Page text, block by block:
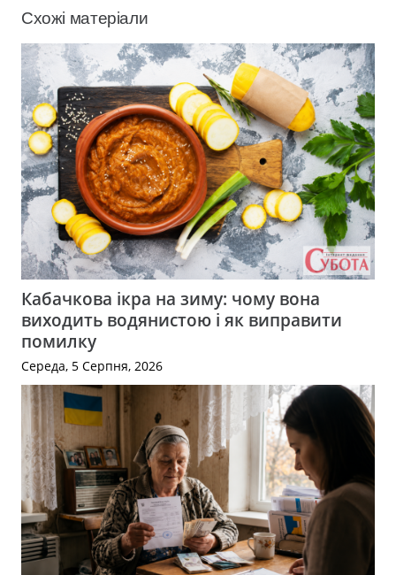
Схожі матеріали
Кабачкова ікра на зиму: чому вона
виходить водянистою і як виправити
помилку
Середа, 5 Серпня, 2026